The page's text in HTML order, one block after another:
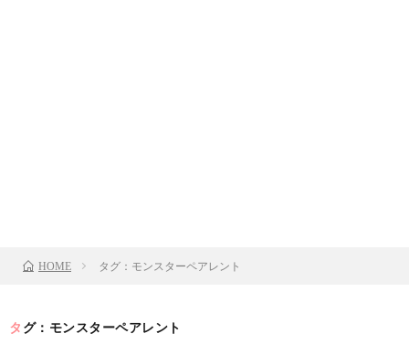
HOME タグ：モンスターペアレント
タグ：モンスターペアレント